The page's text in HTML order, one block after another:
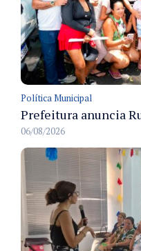
Política Municipal
06/08/2026